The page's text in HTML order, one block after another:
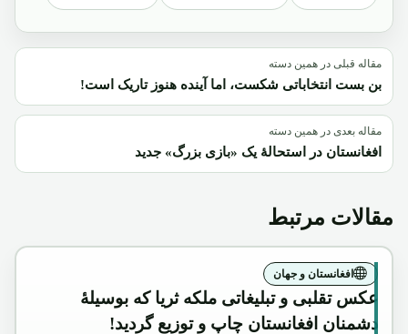
مقاله قبلی در همین دسته
بن بست انتخاباتی شکست، اما آینده هنوز تاریک است!
مقاله بعدی در همین دسته
افغانستان در استحالۀ یک «بازی بزرگ» جدید
مقالات مرتبط
افغانستان و جهان
عکس تقلبی و تبلیغاتی ملکه ثریا که بوسیلۀ
دشمنان افغانستان چاپ و توزیع گردید!